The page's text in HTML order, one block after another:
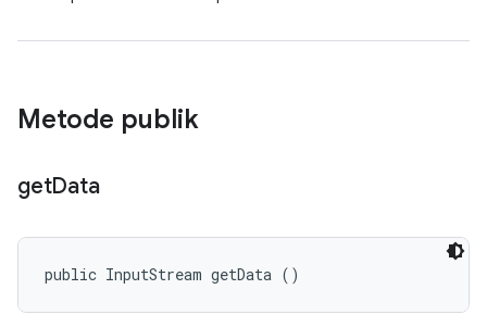
Metode publik
getData
public InputStream getData ()